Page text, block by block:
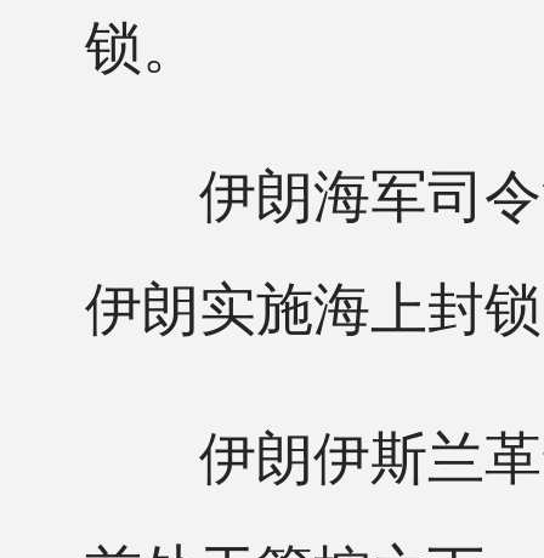
锁。
伊朗海军司令
伊朗实施海上封
伊朗伊斯兰革